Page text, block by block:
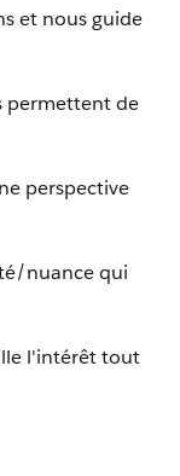
et nous guide
permettent de
perspective
nuance qui
l'intérêt tout